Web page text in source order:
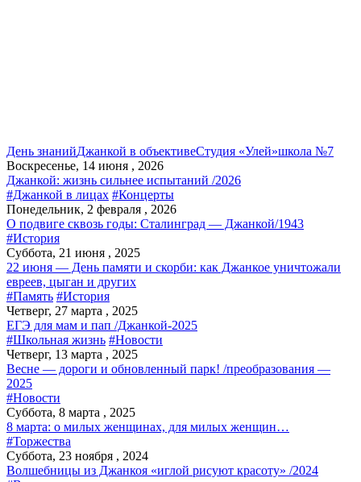
День знанийДжанкой в объективеСтудия «Улей»школа №7
Воскресенье, 14 июня , 2026
Джанкой: жизнь сильнее испытаний /2026
#Джанкой в лицах #Концерты
Понедельник, 2 февраля , 2026
О подвиге сквозь годы: Сталинград — Джанкой/1943
#История
Суббота, 21 июня , 2025
22 июня — День памяти и скорби: как Джанкое уничтожали
евреев, цыган и других
#Память #История
Четверг, 27 марта , 2025
ЕГЭ для мам и пап /Джанкой-2025
#Школьная жизнь #Новости
Четверг, 13 марта , 2025
Весне — дороги и обновленный парк! /преобразования —
2025
#Новости
Суббота, 8 марта , 2025
8 марта: о милых женщинах, для милых женщин…
#Торжества
Суббота, 23 ноября , 2024
Волшебницы из Джанкоя «иглой рисуют красоту» /2024